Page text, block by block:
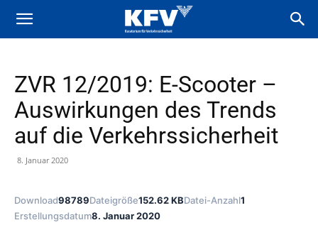
ZVR 12/2019: E-Scooter –
Auswirkungen des Trends
auf die Verkehrssicherheit
8. Januar 2020
Download98789Dateigröße152.62 KBDatei-Anzahl1
Erstellungsdatum8. Januar 2020